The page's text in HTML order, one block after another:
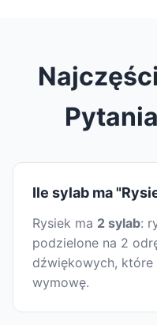
Ile sylab ma
Rysiek ma 2 sylab:
podzielone na 2
dźwiękowych, które
wymowę.